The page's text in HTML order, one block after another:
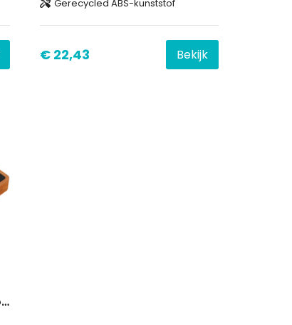
Gerecycled ABS-kunststof
€ 22,43 Bekijk
SCX.design P32 powerbank op zonne-energie van 10.000 mAh